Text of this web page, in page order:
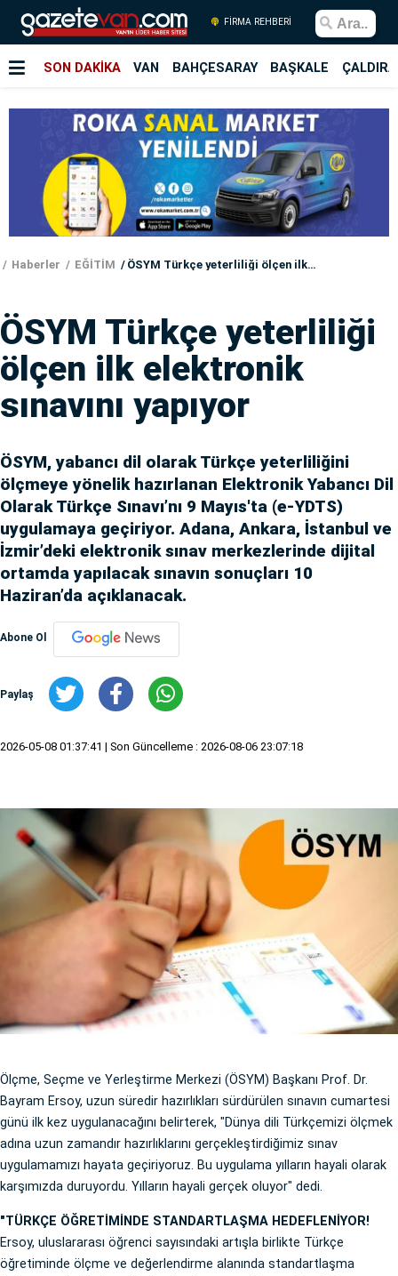
FİRMA REHBERİ
SON DAKİKA VAN BAHÇESARAY BAŞKALE
Haberler EĞİTİM ÖSYM Türkçe yeterliliği ölçen ilk elektronik sınavını yapıyor
ÖSYM Türkçe yeterliliği
ölçen ilk elektronik
sınavını yapıyor
ÖSYM, yabancı dil olarak Türkçe yeterliliğini
ölçmeye yönelik hazırlanan Elektronik Yabancı Dil
Olarak Türkçe Sınavı’nı 9 Mayıs'ta (e-YDTS)
uygulamaya geçiriyor. Adana, Ankara, İstanbul ve
İzmir’deki elektronik sınav merkezlerinde dijital
ortamda yapılacak sınavın sonuçları 10
Haziran’da açıklanacak.
Abone Ol
Paylaş
2026-05-08 01:37:41 | Son Güncelleme : 2026-08-06 23:07:18
Ölçme, Seçme ve Yerleştirme Merkezi (ÖSYM) Başkanı Prof. Dr.
Bayram Ersoy, uzun süredir hazırlıkları sürdürülen sınavın cumartesi
günü ilk kez uygulanacağını belirterek, "Dünya dili Türkçemizi ölçmek
adına uzun zamandır hazırlıklarını gerçekleştirdiğimiz sınav
uygulamamızı hayata geçiriyoruz. Bu uygulama yılların hayali olarak
karşımızda duruyordu. Yılların hayali gerçek oluyor" dedi.
"TÜRKÇE ÖĞRETİMİNDE STANDARTLAŞMA HEDEFLENİYOR!
Ersoy, uluslararası öğrenci sayısındaki artışla birlikte Türkçe
öğretiminde ölçme ve değerlendirme alanında standartlaşma